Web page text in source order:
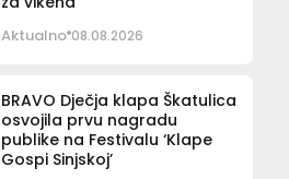
Aktualno 08.08.2026
BRAVO Dječja klapa Škatulica
osvojila prvu nagradu
publike na Festivalu ‘Klape
Gospi Sinjskoj’